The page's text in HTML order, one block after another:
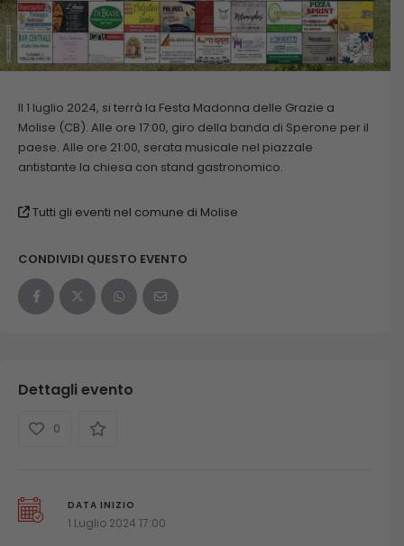
Il 1 luglio 2024, si terrà la Festa Madonna delle Grazie a
Molise (CB). Alle ore 17:00, giro della banda di Sperone per il
paese. Alle ore 21:00, serata musicale nel piazzale
antistante la chiesa con stand gastronomico.
Tutti gli eventi nel comune di Molise
CONDIVIDI QUESTO EVENTO
Dettagli evento
0
DATA INIZIO
1 Luglio 2024 17:00